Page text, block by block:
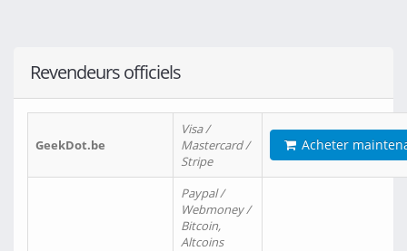
Revendeurs officiels
GeekDot.be
Visa /
Mastercard /
Stripe
Acheter
Paypal /
Webmoney /
Bitcoin,
Altcoins